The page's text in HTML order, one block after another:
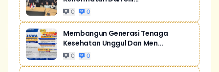
0 0
Membangun Generasi Tenaga
Kesehatan Unggul Dan Men...
0 0